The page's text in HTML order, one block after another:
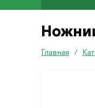
Главная /